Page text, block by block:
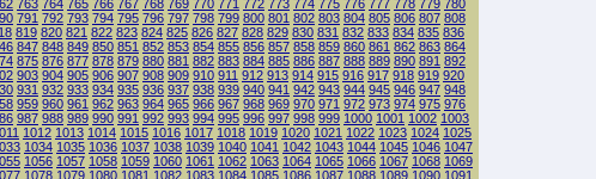
763 764 765 766 767 768 769 770 771 772 773 774 775 776 777 778 779 780
791 792 793 794 795 796 797 798 799 800 801 802 803 804 805 806 807 808
819 820 821 822 823 824 825 826 827 828 829 830 831 832 833 834 835 836
847 848 849 850 851 852 853 854 855 856 857 858 859 860 861 862 863 864
875 876 877 878 879 880 881 882 883 884 885 886 887 888 889 890 891 892
903 904 905 906 907 908 909 910 911 912 913 914 915 916 917 918 919 920
931 932 933 934 935 936 937 938 939 940 941 942 943 944 945 946 947 948
959 960 961 962 963 964 965 966 967 968 969 970 971 972 973 974 975 976
987 988 989 990 991 992 993 994 995 996 997 998 999 1000 1001 1002 1003
1012 1013 1014 1015 1016 1017 1018 1019 1020 1021 1022 1023 1024 1025
1034 1035 1036 1037 1038 1039 1040 1041 1042 1043 1044 1045 1046 1047
1056 1057 1058 1059 1060 1061 1062 1063 1064 1065 1066 1067 1068 1069
1078 1079 1080 1081 1082 1083 1084 1085 1086 1087 1088 1089 1090 1091